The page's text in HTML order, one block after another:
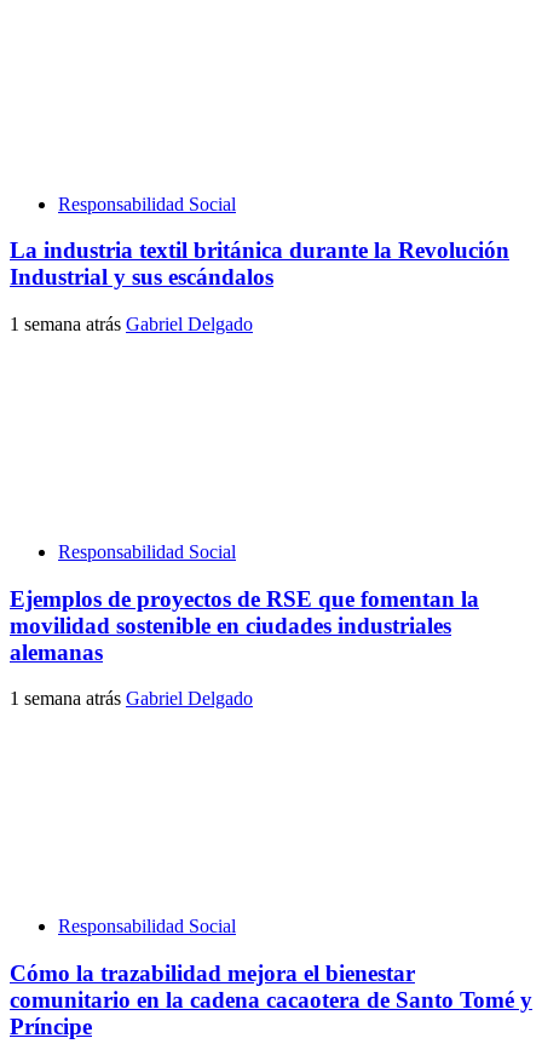
Responsabilidad Social
La industria textil británica durante la Revolución
Industrial y sus escándalos
1 semana atrás Gabriel Delgado
Responsabilidad Social
Ejemplos de proyectos de RSE que fomentan la
movilidad sostenible en ciudades industriales
alemanas
1 semana atrás Gabriel Delgado
Responsabilidad Social
Cómo la trazabilidad mejora el bienestar
comunitario en la cadena cacaotera de Santo Tomé y
Príncipe